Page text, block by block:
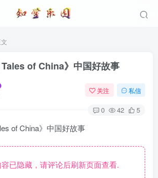
of China》中国好故事
关注 私信
0 42 5
of China》中国好故事
已隐藏，请评论后刷新页面查看.